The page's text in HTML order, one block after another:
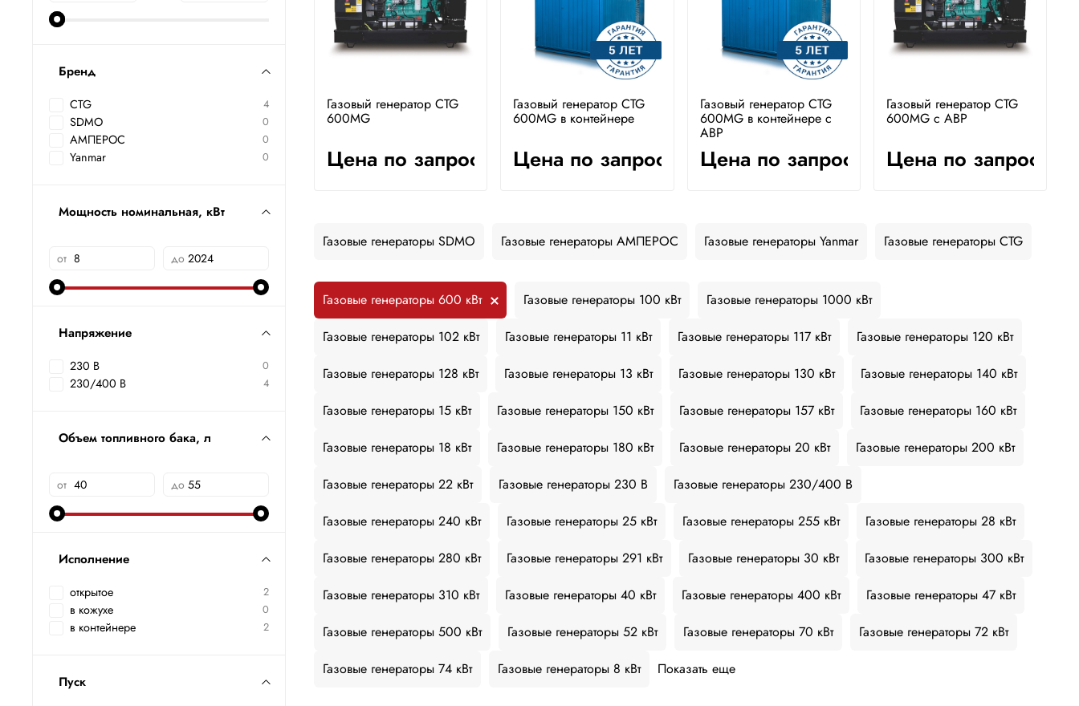
Газовый генератор CTG
600MG
Цена по запросу
Газовый генератор CTG
600MG в контейнере
Цена по запросу
Газовый генератор CTG
600MG в контейнере с
АВР
Цена по запросу
Газовый генератор CTG
600MG с АВР
Цена по запросу
Газовые генераторы SDMO Газовые генераторы АМПЕРОС Газовые генераторы Yanmar Газовые генераторы CTG
Газовые генераторы 600 кВт Газовые генераторы 100 кВт
Газовые генераторы 1000 кВт
Газовые генераторы 102 кВт
Газовые генераторы 11 кВт Газовые генераторы 117 кВт
Газовые генераторы 120 кВт
Газовые генераторы 128 кВт
Газовые генераторы 13 кВт Газовые генераторы 130 кВт
Газовые генераторы 140 кВт
Газовые генераторы 15 кВт
Газовые генераторы 150 кВт Газовые генераторы 157 кВт
Газовые генераторы 160 кВт
Газовые генераторы 18 кВт
Газовые генераторы 180 кВт Газовые генераторы 20 кВт
Газовые генераторы 200 кВт
Газовые генераторы 22 кВт
Газовые генераторы 230 В
Газовые генераторы 230/400 В
Газовые генераторы 240 кВт
Газовые генераторы 25 кВт Газовые генераторы 255 кВт
Газовые генераторы 28 кВт
Газовые генераторы 280 кВт
Газовые генераторы 291 кВт Газовые генераторы 30 кВт
Газовые генераторы 300 кВт
Газовые генераторы 310 кВт
Газовые генераторы 40 кВт Газовые генераторы 400 кВт
Газовые генераторы 47 кВт
Газовые генераторы 500 кВт
Газовые генераторы 52 кВт Газовые генераторы 70 кВт
Газовые генераторы 72 кВт
Газовые генераторы 74 кВт
Газовые генераторы 8 кВт Показать еще
Бренд
CTG 4
SDMO 0
АМПЕРОС 0
Yanmar 0
Мощность номинальная, кВт
от до
Напряжение
230 В 0
230/400 В 4
Объем топливного бака, л
от до
Исполнение
открытое 2
в кожухе 0
в контейнере 2
Пуск